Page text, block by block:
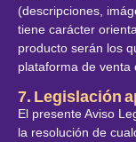
(descripciones,
tiene carácter
producto serán los
plataforma de venta
7. Legislación
El presente Aviso
la resolución de